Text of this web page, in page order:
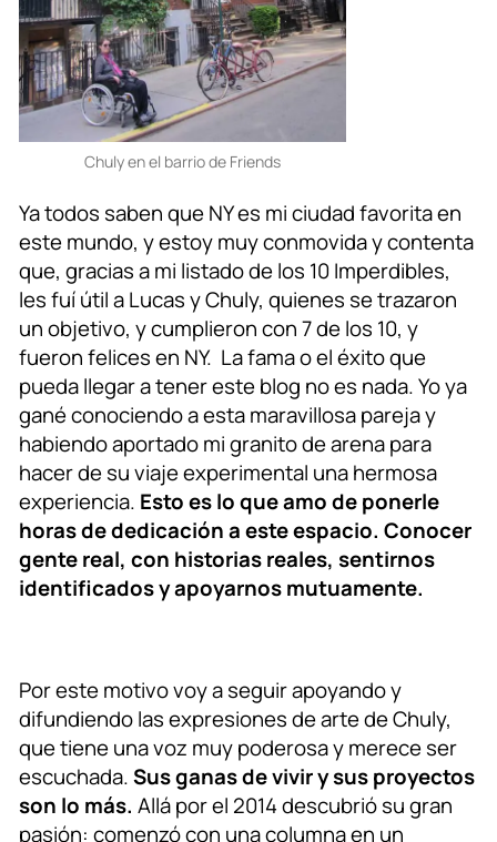
Chuly en el barrio de Friends
Ya todos saben que NY es mi ciudad favorita en
este mundo, y estoy muy conmovida y contenta
que, gracias a mi listado de los 10 Imperdibles,
les fuí útil a Lucas y Chuly, quienes se trazaron
un objetivo, y cumplieron con 7 de los 10, y
fueron felices en NY. La fama o el éxito que
pueda llegar a tener este blog no es nada. Yo ya
gané conociendo a esta maravillosa pareja y
habiendo aportado mi granito de arena para
hacer de su viaje experimental una hermosa
experiencia. Esto es lo que amo de ponerle
horas de dedicación a este espacio. Conocer
gente real, con historias reales, sentirnos
identificados y apoyarnos mutuamente.
Por este motivo voy a seguir apoyando y
difundiendo las expresiones de arte de Chuly,
que tiene una voz muy poderosa y merece ser
escuchada.Sus ganas de vivir y sus proyectos
son lo más. Allá por el 2014 descubrió su gran
pasión: comenzó con una columna en un